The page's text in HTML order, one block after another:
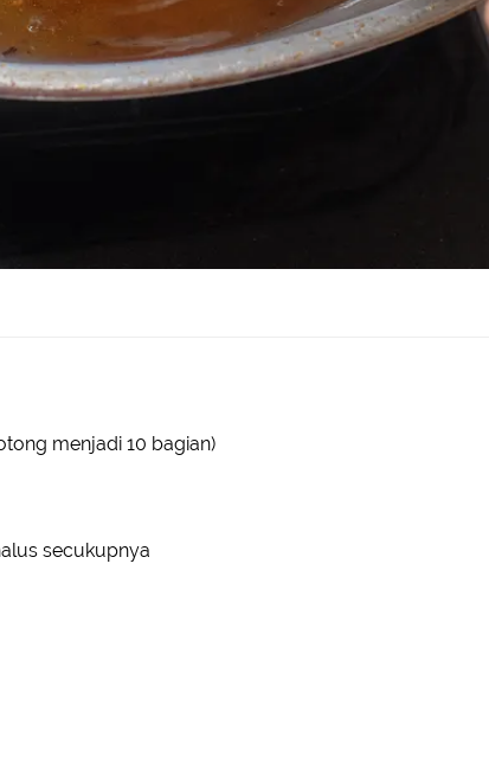
menjadi 10 bagian)
secukupnya